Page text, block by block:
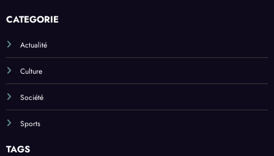
CATEGORIE
Actualité
Culture
Société
Sports
TAGS